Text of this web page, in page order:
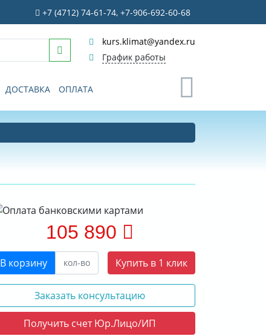
+7 (4712) 74-61-74, +7-906-692-60-68
kurs.klimat@yandex.ru
График работы
ДОСТАВКА ОПЛАТА
105 890
В корзину Купить в 1 клик
Заказать консультацию
Получить счет Юр.Лицо/ИП